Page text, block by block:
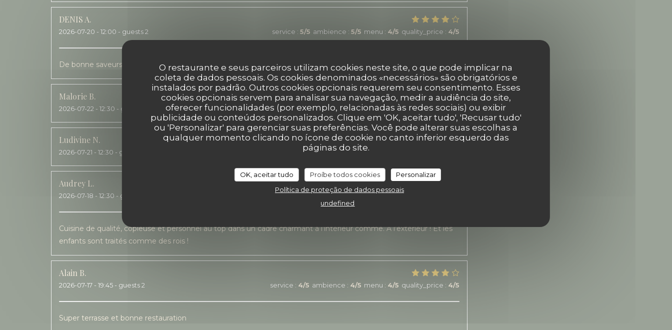
O restaurante e seus parceiros utilizam cookies neste site, o que pode implicar na
coleta de dados pessoais. Os cookies denominados «necessários» são obrigatórios e
instalados por padrão. Outros cookies opcionais requerem seu consentimento. Esses
cookies opcionais servem para analisar sua navegação, medir a audiência do site,
oferecer funcionalidades (por exemplo, relacionadas às redes sociais) ou exibir
publicidade ou conteúdos personalizados. Clique em 'OK, aceitar tudo', 'Recusar tudo'
ou 'Personalizar' para gerenciar suas preferências. Você pode alterar suas escolhas a
qualquer momento clicando no ícone de cookie no canto inferior esquerdo das
páginas do site.
OK, aceitar tudo Proíbe todos cookies
Personalizar
Política de proteção de dados pessoais
undefined
DENIS A
2026-07-20 - 12:00 - guests 2 service : 5/5 ambience : 5/5 menu : 4/5 quality_price : 4/5
De bonne saveurs. Un service rapide, sur une terrasse agréable.
Malorie B
2026-07-22 - 12:30 - guests 2 service: 5/5 ambience :5/5 menu:5/5 quality_price:5/5
Ludivine N
2026-07-21 - 12:30 - guests 7 1/5 ambience: 5/5 menu
Audrey L
2026-07-18 - 12:30 - guests 4 service:5/5 ambience:5/5 menu:5/5 quality_price
Cuisine de qualité, copieuse et personnel au top dans un cadre charmant à l’intérieur comme. A l’extérieur ! Et les
enfants sont traités comme des rois !
Alain B
2026-07-17 - 19:45 - guests 2 service : 4/5 ambience : 4/5 menu : 4/5 quality_price : 4/5
Super terrasse et bonne restauration